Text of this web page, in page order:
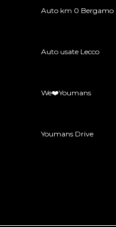
Auto km 0 Bergamo
Auto usate Lecco
We❤️Youmans
Youmans Drive